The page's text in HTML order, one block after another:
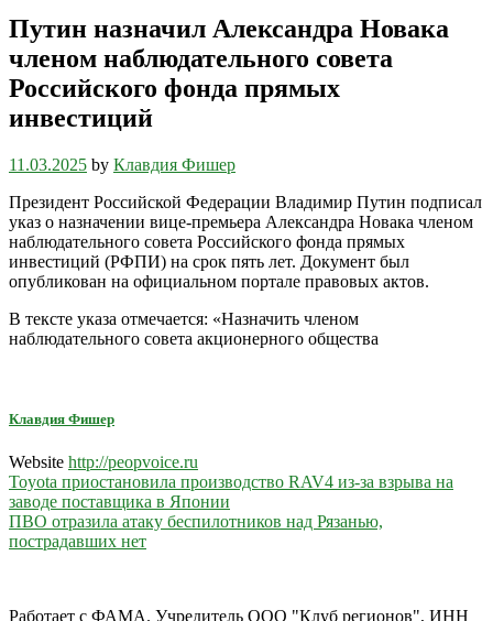
Путин назначил Александра Новака
членом наблюдательного совета
Российского фонда прямых
инвестиций
11.03.2025 by Клавдия Фишер
Президент Российской Федерации Владимир Путин подписал
указ о назначении вице-премьера Александра Новака членом
наблюдательного совета Российского фонда прямых
инвестиций (РФПИ) на срок пять лет. Документ был
опубликован на официальном портале правовых актов.
В тексте указа отмечается: «Назначить членом
наблюдательного совета акционерного общества
Клавдия Фишер
Website http://peopvoice.ru
Навигация
по
записям
Toyota приостановила производство RAV4 из-за взрыва на
заводе поставщика в Японии
ПВО отразила атаку беспилотников над Рязанью,
пострадавших нет
Работает с ФАМА. Учредитель ООО "Клуб регионов", ИНН